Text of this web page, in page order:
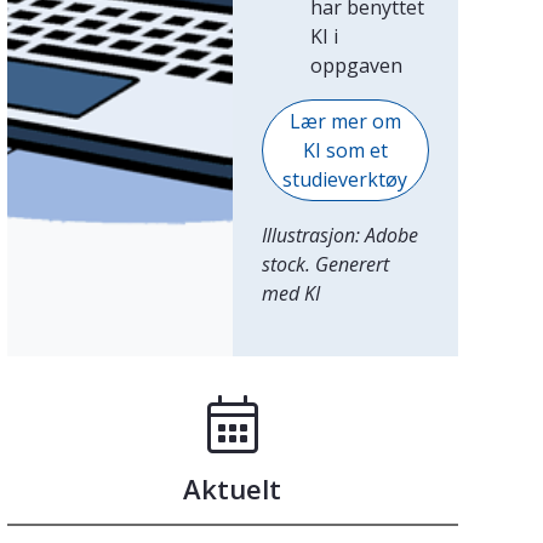
har benyttet
KI i
oppgaven
Lær mer om
KI som et
studieverktøy
Illustrasjon: Adobe
stock. Generert
med KI
Aktuelt